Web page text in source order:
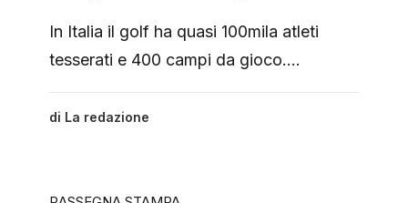
In Italia il golf ha quasi 100mila atleti
tesserati e 400 campi da gioco.…
di La redazione